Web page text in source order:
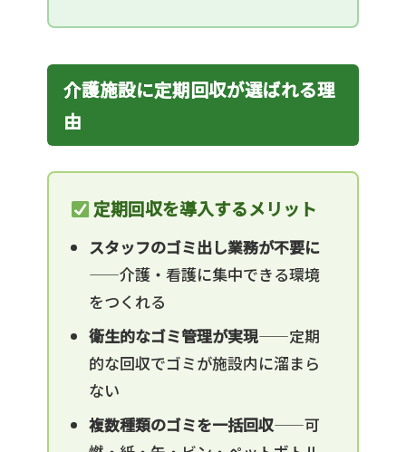
介護施設に定期回収が選ばれる理
由
定期回収を導入するメリット
スタッフのゴミ出し業務が不要に
——介護・看護に集中できる環境
をつくれる
衛生的なゴミ管理が実現——定期
的な回収でゴミが施設内に溜まら
ない
複数種類のゴミを一括回収——可